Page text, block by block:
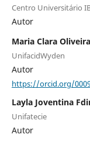
Centro Universitário
Autor
Maria Clara
UnifacidWyden
Autor
https://orcid.org/
Layla Joventina
Unifatecie
Autor